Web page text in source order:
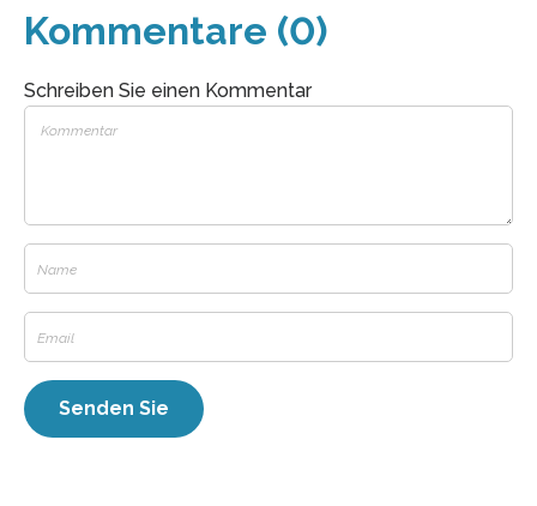
Kommentare (0)
Schreiben Sie einen Kommentar